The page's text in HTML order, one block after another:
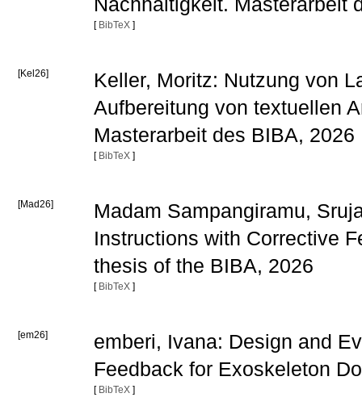
[ BibTeX ]
[Kel26]
Keller, Moritz: Nutzung von
Aufbereitung von textuellen
Masterarbeit des BIBA, 2026
[ BibTeX ]
[Mad26]
Madam Sampangiramu,
Instructions with Corrective
thesis of the BIBA, 2026
[ BibTeX ]
[em26]
emberi, Ivana: Design and
Feedback for Exoskeleton
[ BibTeX ]